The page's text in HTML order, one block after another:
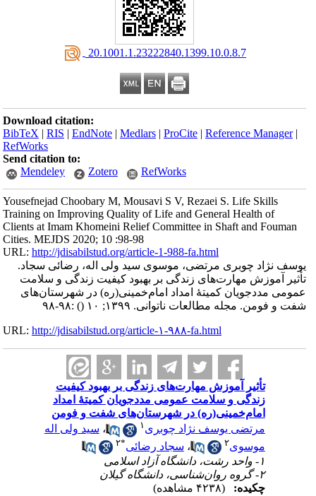
‎ 20.1001.1.23222840.1399.10.0.8.7
Download citation:
BibTeX |RIS |EndNote |Medlars |ProCite |Reference Manager
RefWorks
Send citation to:
Mendeley
Zotero RefWorks
Yousefnejad Choobary M, Mousavi S V, Rezaei S. Life Skills
Training on Improving Quality of Life and General Health of
Clients at Imam Khomeini Relief Committee in Shaft and Fouman
Cities. MEJDS 2020; 10 :98-98
URL:http://jdisabilstud.org/article-1-988-fa.html
یوسف نژاد چوبری مرتضی، موسوی سید ولی اله، رضائی سجاد.
تأثیر آموزش مهارت‌های زندگی بر بهبود کیفیت زندگی و سلامت
عمومی مددجویان کمیتهٔ امداد امام‌خمینی‌(ره) در شهرستان‌های
شفت و فومن. مجله مطالعات ناتوانی. ۱۳۹۹; ۱۰
() :۹۸-۹۸
URL:http://jdisabilstud.org/article-۱-۹۸۸-fa.html
تأثیر آموزش مهارت‌های زندگی بر بهبود کیفیت
زندگی و سلامت عمومی مددجویان کمیتهٔ امداد
امام‌خمینی‌(ره) در شهرستان‌های شفت و فومن
مرتضی یوسف نژاد چوبری۱ ،سید ولی اله
موسوی
،سجاد رضائی ۲
۲- گروه روان‌شناسی، دانشگاه گیلان
چکیده: